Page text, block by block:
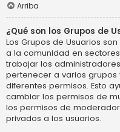
Arriba
¿Qué son los Grupos de
Los Grupos de Usuarios
a la comunidad en
trabajar los
pertenecer a varios
diferentes permisos. Esto
cambiar los permisos de
los permisos de
privados a los usuarios.